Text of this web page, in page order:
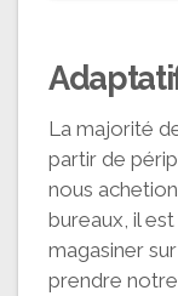
La majorité
partir de
nous
bureaux, il
magasiner
prendre